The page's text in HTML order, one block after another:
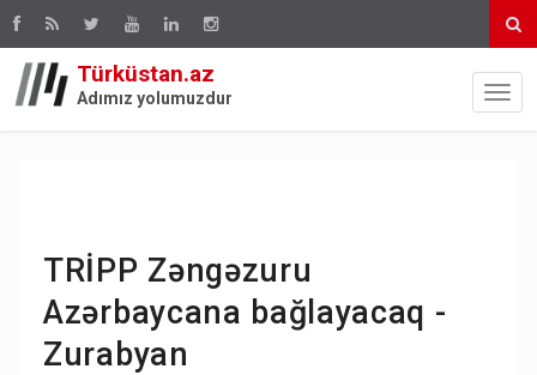
Türküstan.az
Adımız yolumuzdur
TRİPP Zəngəzuru
Azərbaycana bağlayacaq -
Zurabyan